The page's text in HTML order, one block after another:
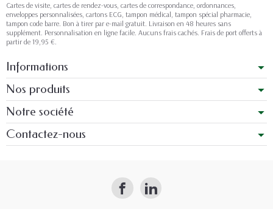
Cartes de visite, cartes de rendez-vous, cartes de correspondance, ordonnances,
enveloppes personnalisées, cartons ECG, tampon médical, tampon spécial pharmacie,
tampon code barre. Bon à tirer par e-mail gratuit. Livraison en 48 heures sans
supplément. Personnalisation en ligne facile. Aucuns frais cachés. Frais de port offerts à
partir de 19,95 €.
Informations
Nos produits
Notre société
Contactez-nous